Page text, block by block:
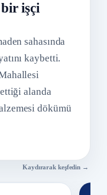
bir işçi
sahasında
kaybetti.
alanda
dökümü
Kaydırarak keşfedin →